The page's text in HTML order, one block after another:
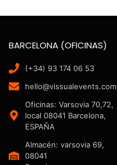
BARCELONA (OFICINAS)
(+34) 93 174 06 53
hello@vissualevents.com
Oficinas: Varsovia 70,72,
local 08041 Barcelona,
ESPAÑA
Almacén: varsovia 69,
08041